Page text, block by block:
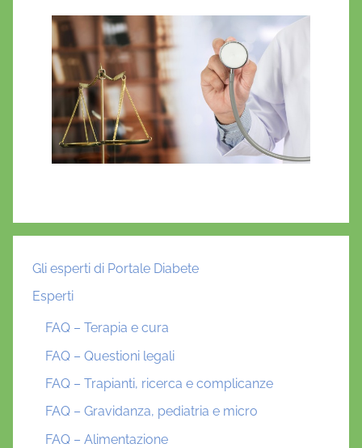
Gli esperti di Portale Diabete
Esperti
FAQ – Terapia e cura
FAQ – Questioni legali
FAQ – Trapianti, ricerca e complicanze
FAQ – Gravidanza, pediatria e micro
FAQ – Alimentazione